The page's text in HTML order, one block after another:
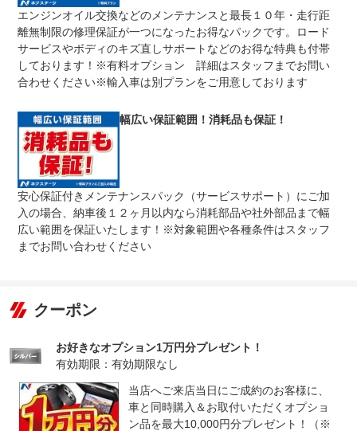
免責金
無し
保証修理の対象となる場合は、お客様の費用負担は一切ご
ざいません。
保証修理
受付先
全国のネクステージで受付可能！ご遠方でネクステージに
持ち込めないお客様も保証修理はお受け頂けます。詳細
法定整備
整備付 法定12ヶ月または法定24ヶ月点検整備付
※車検なし・車検整備付の場合は法定24ヶ月点検整備付
※商用車は6ヶ月または12ヶ月点検整備付
法定整備
について
１．契約後～納車までに法定点検を実施致します。 ２．
支払総額に整備代金を含んでおります。 ３．点検記録簿
が発行されます。
エンジンオイル交換などのメンテナンスと最長１０年・走行距
離無制限の修理保証が一つになったお得なパックです。ロード
サービスやボディのキズ直しサポートなどのお得な特典も付帯
しております！※有料オプション 詳細はスタッフまでお問い
合わせください※輸入車は別プランをご用意しております
幅広い保証範囲！消耗品も保証！
安心保証付きメンテナンスパック（サービスサポート）にご加
入の場合、納車後１２ヶ月以内なら消耗部品や社外部品まで幅
広い範囲を保証いたします！※対象範囲や各種条件はスタッフ
までお問い合わせください
クーポン
お好きなオプション1万円分プレゼント！
有効期限：有効期限なし
当店へご来店当日にご成約のお客様に、
車と同時購入＆お取付いただくオプショ
ン品を最大10,000円分プレゼント！（※